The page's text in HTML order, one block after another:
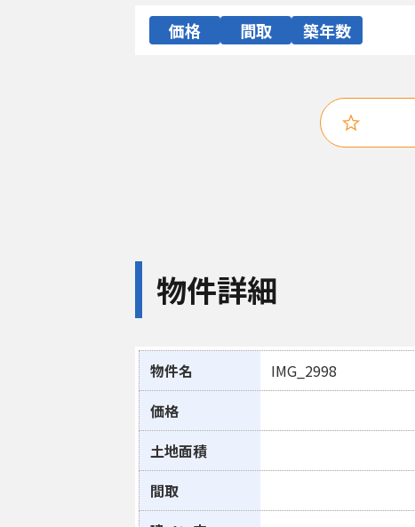
価格 間取 築年数
物件詳細
物件名 IMG_2998
価格
土地面積
間取